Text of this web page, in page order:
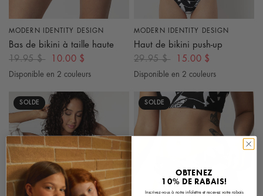
APERÇU RAPIDE
MODERN IDENTITY DESIGN
Bas de bikini à taille haute
19.95 $
10.00 $
Noir
Disponible en 2 couleurs
APERÇU RAPIDE
MODERN IDENTITY DESIGN
Haut de bikini push-up
29.95 $
15.00 $
Blanc
Disponible en 2 couleurs
SOLDE SOLDE
OBTENEZ
10% DE RABAIS!
Inscrivez-vous à notre infolettre et recevez votre rabais